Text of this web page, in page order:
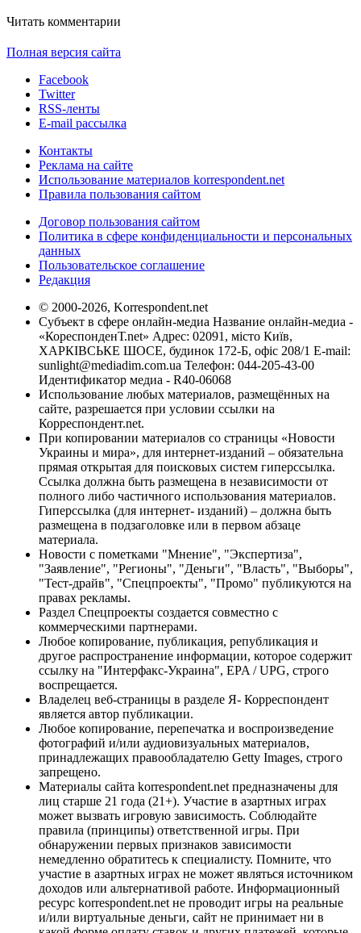
Читать комментарии
Полная версия сайта
Facebook
Twitter
RSS-ленты
E-mail рассылка
Контакты
Реклама на сайте
Использование материалов korrespondent.net
Правила пользования сайтом
Договор пользования сайтом
Политика в сфере конфиденциальности и персональных
данных
Пользовательское соглашение
Редакция
© 2000-2026, Korrespondent.net
Субъект в сфере онлайн-медиа Название онлайн-медиа -
«КореспонденТ.net» Адрес: 02091, місто Київ,
ХАРКІВСЬКЕ ШОСЕ, будинок 172-Б, офіс 208/1 E-mail:
sunlight@mediadim.com.ua Телефон: 044-205-43-00
Идентификатор медиа - R40-06068
Использование любых материалов, размещённых на
сайте, разрешается при условии ссылки на
Корреспондент.net.
При копировании материалов со страницы «Новости
Украины и мира», для интернет-изданий – обязательна
прямая открытая для поисковых систем гиперссылка.
Ссылка должна быть размещена в независимости от
полного либо частичного использования материалов.
Гиперссылка (для интернет- изданий) – должна быть
размещена в подзаголовке или в первом абзаце
материала.
Новости с пометками "Мнение", "Экспертиза",
"Заявление", "Регионы", "Деньги", "Власть", "Выборы",
"Тест-драйв", "Спецпроекты", "Промо" публикуются на
правах рекламы.
Раздел Спецпроекты создается совместно с
коммерческими партнерами.
Любое копирование, публикация, републикация и
другое распространение информации, которое содержит
ссылку на "Интерфакс-Украина", EPA / UPG, строго
воспрещается.
Владелец веб-страницы в разделе Я- Корреспондент
является автор публикации.
Любое копирование, перепечатка и воспроизведение
фотографий и/или аудиовизуальных материалов,
принадлежащих правообладателю Getty Images, строго
запрещено.
Материалы сайта korrespondent.net предназначены для
лиц старше 21 года (21+). Участие в азартных играх
может вызвать игровую зависимость. Соблюдайте
правила (принципы) ответственной игры. При
обнаружении первых признаков зависимости
немедленно обратитесь к специалисту. Помните, что
участие в азартных играх не может являться источником
доходов или альтернативой работе. Информационный
ресурс korrespondent.net не проводит игры на реальные
и/или виртуальные деньги, сайт не принимает ни в